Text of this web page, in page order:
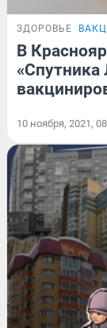
ЗДОРОВЬЕ
В
«Спутника
10 ноября, 2021,